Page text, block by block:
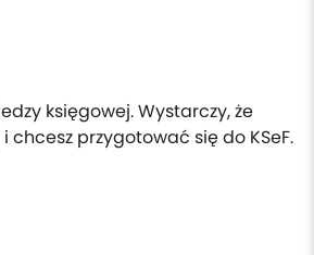
księgowej. Wystarczy, że
chcesz przygotować się do KSeF.